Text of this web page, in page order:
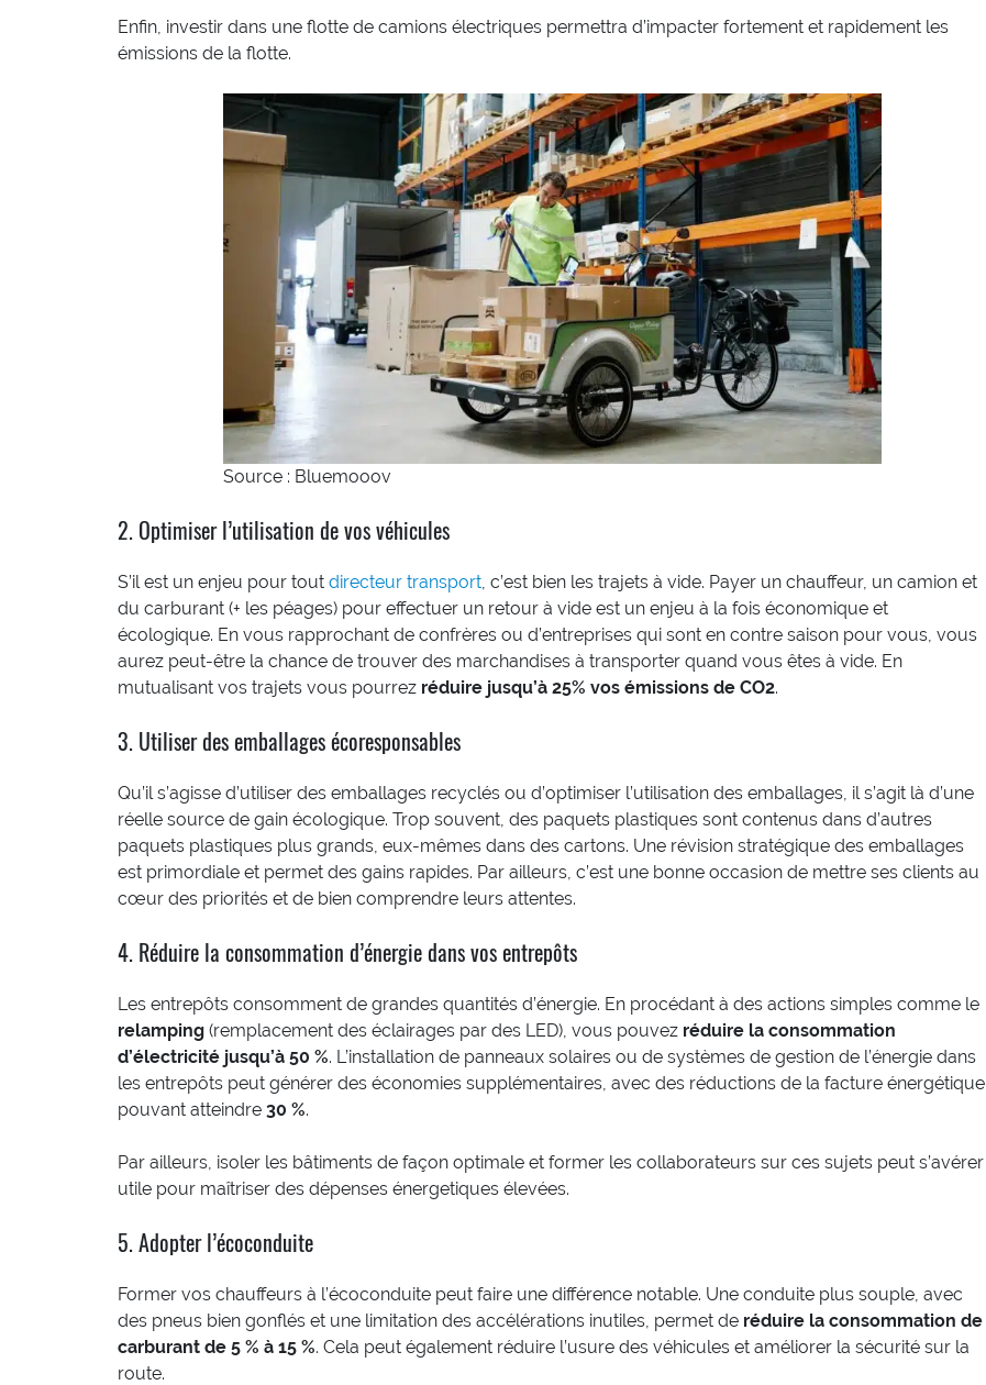
Enfin, investir dans une flotte de camions électriques permettra d’impacter fortement et rapidement les
émissions de la flotte.
Source : Bluemooov
2. Optimiser l’utilisation de vos véhicules
S’il est un enjeu pour tout directeur transport, c’est bien les trajets à vide. Payer un chauffeur, un camion et
du carburant (+ les péages) pour effectuer un retour à vide est un enjeu à la fois économique et
écologique. En vous rapprochant de confrères ou d’entreprises qui sont en contre saison pour vous, vous
aurez peut-être la chance de trouver des marchandises à transporter quand vous êtes à vide. En
mutualisant vos trajets vous pourrez réduire jusqu’à 25% vos émissions de CO2.
3. Utiliser des emballages écoresponsables
Qu’il s’agisse d’utiliser des emballages recyclés ou d’optimiser l’utilisation des emballages, il s’agit là d’une
réelle source de gain écologique. Trop souvent, des paquets plastiques sont contenus dans d’autres
paquets plastiques plus grands, eux-mêmes dans des cartons. Une révision stratégique des emballages
est primordiale et permet des gains rapides. Par ailleurs, c’est une bonne occasion de mettre ses clients au
cœur des priorités et de bien comprendre leurs attentes.
4. Réduire la consommation d’énergie dans vos entrepôts
Les entrepôts consomment de grandes quantités d’énergie. En procédant à des actions simples comme le
relamping (remplacement des éclairages par des LED), vous pouvez réduire la consommation
d’électricité jusqu’à 50 %. L’installation de panneaux solaires ou de systèmes de gestion de l’énergie dans
les entrepôts peut générer des économies supplémentaires, avec des réductions de la facture énergétique
pouvant atteindre 30 %.
Par ailleurs, isoler les bâtiments de façon optimale et former les collaborateurs sur ces sujets peut s’avérer
utile pour maîtriser des dépenses énergetiques élevées.
5. Adopter l’écoconduite
Former vos chauffeurs à l’écoconduite peut faire une différence notable. Une conduite plus souple, avec
des pneus bien gonflés et une limitation des accélérations inutiles, permet de réduire la consommation de
carburant de 5 % à 15 %. Cela peut également réduire l’usure des véhicules et améliorer la sécurité sur la
route.